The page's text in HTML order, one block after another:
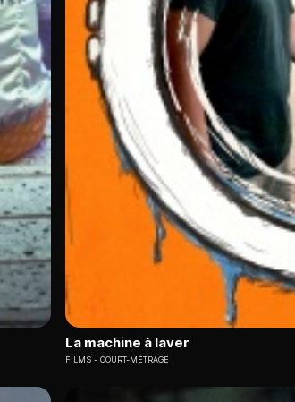
La machine à laver
FILMS COURT-MÉTRAGE